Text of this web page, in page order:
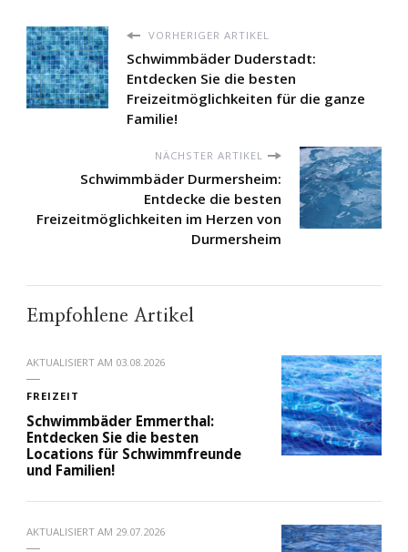
VORHERIGER ARTIKEL
Schwimmbäder Duderstadt:
Entdecken Sie die besten
Freizeitmöglichkeiten für die ganze
Familie!
NÄCHSTER ARTIKEL
Schwimmbäder Durmersheim:
Entdecke die besten
Freizeitmöglichkeiten im Herzen von
Durmersheim
Empfohlene Artikel
AKTUALISIERT AM 03.08.2026
FREIZEIT
Schwimmbäder Emmerthal:
Entdecken Sie die besten
Locations für Schwimmfreunde
und Familien!
AKTUALISIERT AM 29.07.2026